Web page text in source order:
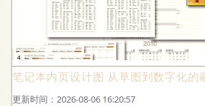
笔记本内页设计图 从草图到数字化的
更新时间：2026-08-06 16:20:57